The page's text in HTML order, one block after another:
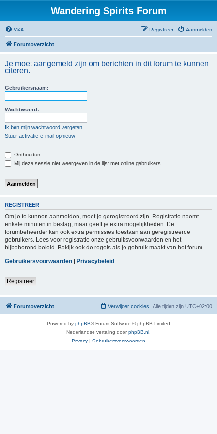
Wandering Spirits Forum
V&A Aanmelden
Registreer
Forumoverzicht
Je moet aangemeld zijn om berichten in dit forum te kunnen
citeren.
Gebruikersnaam:
Wachtwoord:
Ik ben mijn wachtwoord vergeten
Stuur activatie-e-mail opnieuw
Onthouden
Mij deze sessie niet weergeven in de lijst met online gebruikers
REGISTREER
Om je te kunnen aanmelden, moet je geregistreerd zijn. Registratie neemt
enkele minuten in beslag, maar geeft je extra mogelijkheden. De
forumbeheerder kan ook extra permissies toestaan aan geregistreerde
gebruikers. Lees voor registratie onze gebruiksvoorwaarden en het
bijbehorend beleid. Bekijk ook de regels als je gebruik maakt van het forum.
Gebruikersvoorwaarden | Privacybeleid
Registreer
Forumoverzicht Alle tijden zijn UTC+02:00
Verwijder cookies
Powered by phpBB® Forum Software © phpBB Limited
Nederlandse vertaling doorphpBB.nl
Privacy | Gebruikersvoorwaarden